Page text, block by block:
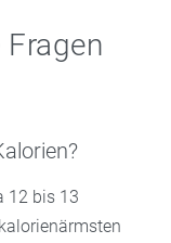
12 bis 13